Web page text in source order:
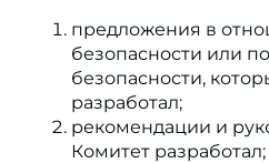
предложения в
безопасности или
безопасности,
разработал;
рекомендации и
Комитет разработал;